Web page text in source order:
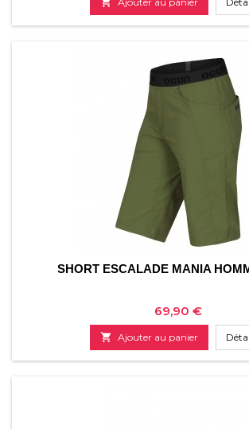
SHORT ESCALADE MANIA
Prix
69,90 €
 Ajouter au panier